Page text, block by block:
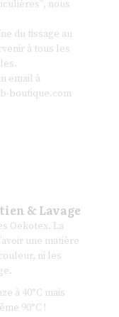
nous
du tissage au
à tous les
email à
boutique.com
& Lavage
Oekotex. La
une matière
ni les
à 40°C mais
90°C !